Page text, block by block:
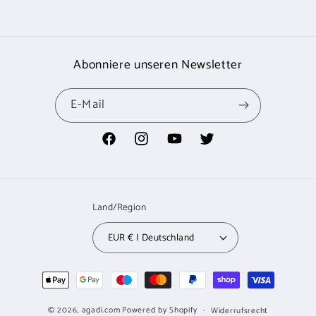
Abonniere unseren Newsletter
E-Mail
FacebookInstagramYouTubeTwitter
Land/Region
EUR € | Deutschland
Zahlungsmethoden
© 2026, agadi.com Powered by Shopify Widerrufsrecht